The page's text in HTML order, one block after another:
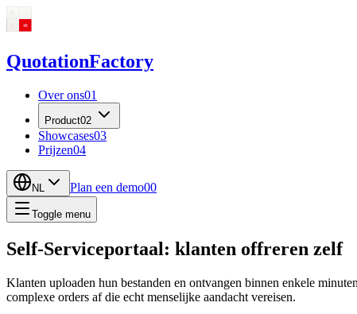
QuotationFactory
Over ons01
Product02
Showcases03
Prijzen04
NL Plan een demo00
Toggle menu
Self-Serviceportaal: klanten offreren zelf
Klanten uploaden hun bestanden en ontvangen binnen enkele
complexe orders af die echt menselijke aandacht vereisen.